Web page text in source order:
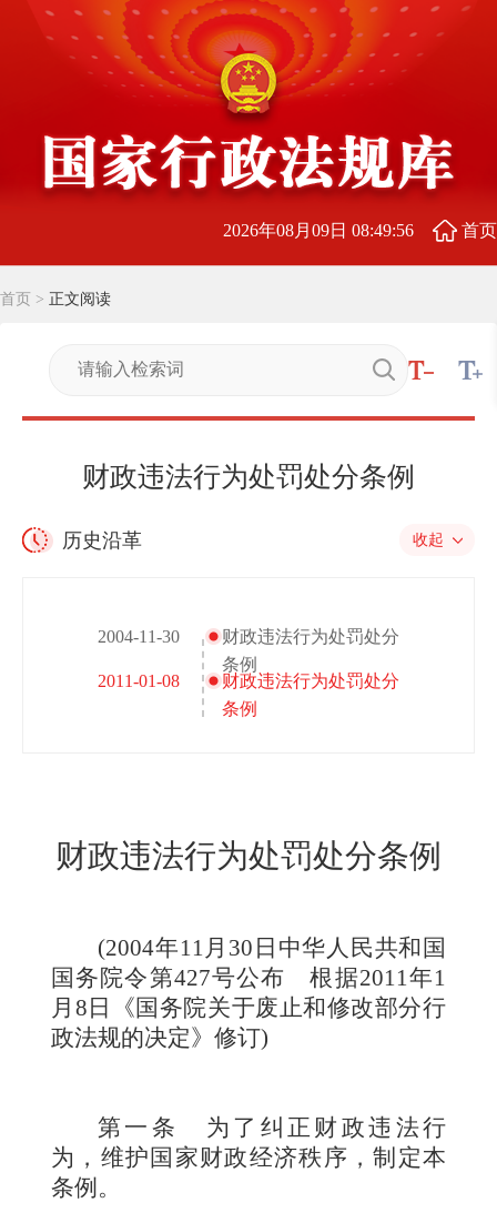
2026年08月09日 08:49:57 首页
首页 > 正文阅读
财政违法行为处罚处分条例
历史沿革 收起
2004-11-30
2011-01-08
财政违法行为处罚处分
条例
财政违法行为处罚处分
条例
财政违法行为处罚处分条例
(2004年11月30日中华人民共和国
国务院令第427号公布 根据2011年1
月8日《国务院关于废止和修改部分行
政法规的决定》修订)
第一条 为了纠正财政违法行
为，维护国家财政经济秩序，制定本
条例。